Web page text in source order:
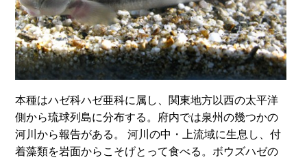
本種はハゼ科ハゼ亜科に属し、関東地方以西の太平洋
側から琉球列島に分布する。府内では泉州の幾つかの
河川から報告がある。 河川の中・上流域に生息し、付
着藻類を岩面からこそげとって食べる。ボウズハゼの